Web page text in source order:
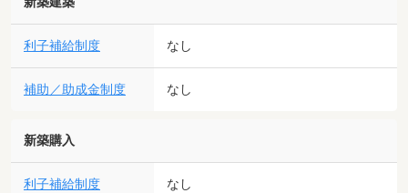
利子補給制度 なし
補助／助成金制度 なし
新築購入
利子補給制度 なし